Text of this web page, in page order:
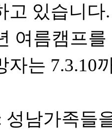
고 있습니다.
여름캠프
자는 7.3.10
성남가족들